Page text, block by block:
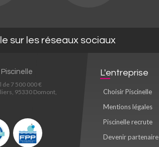
sur les réseaux sociaux
L'entreprise
Choisir Piscinelle
Mentions légales
Piscinelle recrute
Devenir partenaire
de 7 500 000 €
95330 Domont,